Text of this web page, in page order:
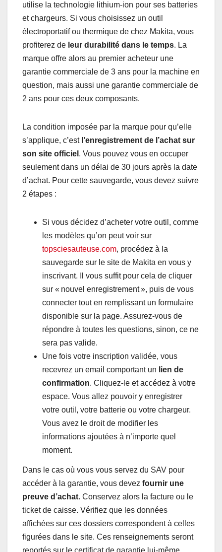
utilise la technologie lithium-ion pour ses batteries
et chargeurs. Si vous choisissez un outil
électroportatif ou thermique de chez Makita, vous
profiterez de leur durabilité dans le temps. La
marque offre alors au premier acheteur une
garantie commerciale de 3 ans pour la machine en
question, mais aussi une garantie commerciale de
2 ans pour ces deux composants.
La condition imposée par la marque pour qu’elle
s’applique, c’est l’enregistrement de l’achat sur
son site officiel . Vous pouvez vous en occuper
seulement dans un délai de 30 jours après la date
d’achat. Pour cette sauvegarde, vous devez suivre
2 étapes :
Si vous décidez d’acheter votre outil, comme
les modèles qu’on peut voir sur
topsciesauteuse.com, procédez à la
sauvegarde sur le site de Makita en vous y
inscrivant. Il vous suffit pour cela de cliquer
sur « nouvel enregistrement », puis de vous
connecter tout en remplissant un formulaire
disponible sur la page. Assurez-vous de
répondre à toutes les questions, sinon, ce ne
sera pas valide.
Une fois votre inscription validée, vous
recevrez un email comportant un lien de
confirmation. Cliquez-le et accédez à votre
espace. Vous allez pouvoir y enregistrer
votre outil, votre batterie ou votre chargeur.
Vous avez le droit de modifier les
informations ajoutées à n’importe quel
moment.
Dans le cas où vous vous servez du SAV pour
accéder à la garantie, vous devez fournir une
preuve d’achat. Conservez alors la facture ou le
ticket de caisse. Vérifiez que les données
affichées sur ces dossiers correspondent à celles
figurées dans le site. Ces renseignements seront
reportés sur le certificat de garantie lui-même.